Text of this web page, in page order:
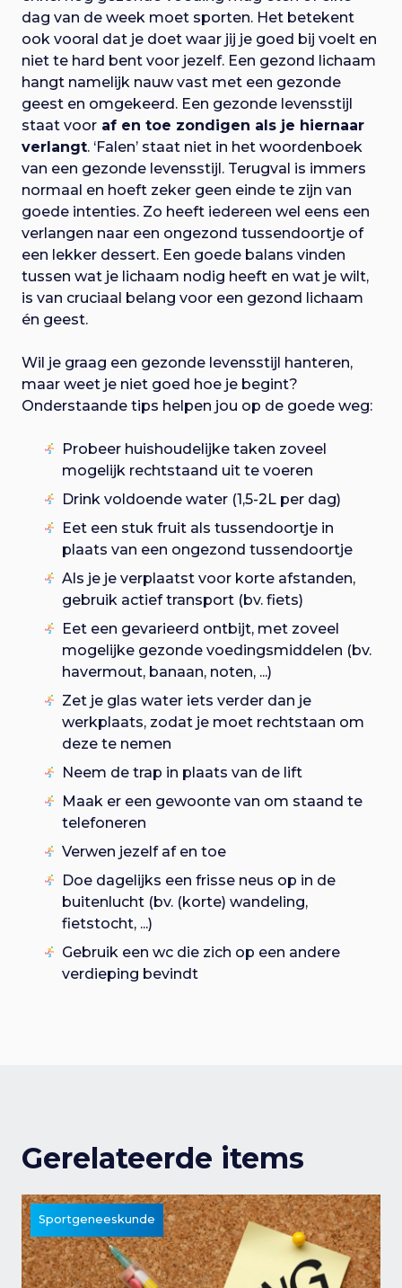
dag van de week moet sporten. Het betekent
ook vooral dat je doet waar jij je goed bij voelt en
niet te hard bent voor jezelf. Een gezond lichaam
hangt namelijk nauw vast met een gezonde
geest en omgekeerd. Een gezonde levensstijl
staat voor af en toe zondigen als je hiernaar
verlangt. ‘Falen’ staat niet in het woordenboek
van een gezonde levensstijl. Terugval is immers
normaal en hoeft zeker geen einde te zijn van
goede intenties. Zo heeft iedereen wel eens een
verlangen naar een ongezond tussendoortje of
een lekker dessert. Een goede balans vinden
tussen wat je lichaam nodig heeft en wat je wilt,
is van cruciaal belang voor een gezond lichaam
én geest.
Wil je graag een gezonde levensstijl hanteren,
maar weet je niet goed hoe je begint?
Onderstaande tips helpen jou op de goede weg:
Probeer huishoudelijke taken zoveel
mogelijk rechtstaand uit te voeren
Drink voldoende water (1,5-2L per dag)
Eet een stuk fruit als tussendoortje in
plaats van een ongezond tussendoortje
Als je je verplaatst voor korte afstanden,
gebruik actief transport (bv. fiets)
Eet een gevarieerd ontbijt, met zoveel
mogelijke gezonde voedingsmiddelen (bv.
havermout, banaan, noten, ...)
Zet je glas water iets verder dan je
werkplaats, zodat je moet rechtstaan om
deze te nemen
Neem de trap in plaats van de lift
Maak er een gewoonte van om staand te
telefoneren
Verwen jezelf af en toe
Doe dagelijks een frisse neus op in de
buitenlucht (bv. (korte) wandeling,
fietstocht, ...)
Gebruik een wc die zich op een andere
verdieping bevindt
Gerelateerde items
Sportgeneeskunde